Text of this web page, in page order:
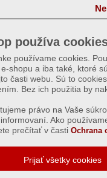
Hlavná stránka
používa
používame cookies.
shopu a iba také, ktoré
časti webu. Sú to
Bez ich použitia by
právo na Vaše
Ako
prečítať v častiOchrana